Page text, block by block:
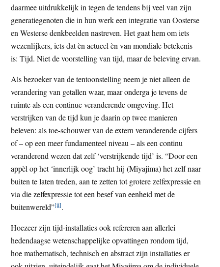
daarmee uitdrukkelijk in tegen de tendens bij veel van zijn
generatiegenoten die in hun werk een integratie van Oosterse
en Westerse denkbeelden nastreven. Het gaat hem om iets
wezenlijkers, iets dat èn actueel èn van mondiale betekenis
is: Tijd. Niet de voorstelling van tijd, maar de beleving ervan.
Als bezoeker van de tentoonstelling neem je niet alleen de
verandering van getallen waar, maar onderga je tevens de
ruimte als een continue veranderende omgeving. Het
verstrijken van de tijd kun je daarin op twee manieren
beleven: als toe-schouwer van de extern veranderende cijfers
of – op een meer fundamenteel niveau – als een continu
veranderend wezen dat zelf ‘verstrijkende tijd’ is. “Door een
appèl op het ‘innerlijk oog’ tracht hij (Miyajima) het zelf naar
buiten te laten treden, aan te zetten tot grotere zelfexpressie en
via die zelfexpressie tot een besef van eenheid met de
buitenwereld”[ii].
Hoezeer zijn tijd-installaties ook refereren aan allerlei
hedendaagse wetenschappelijke opvattingen rondom tijd,
hoe mathematisch, technisch en abstract zijn installaties er